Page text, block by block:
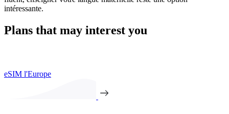
intéressante.
Plans that may interest you
eSIM l'Europe